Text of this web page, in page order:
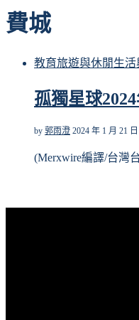
費城
教育旅遊與休閒生活
孤獨星球
by 郭雨澄 2024 年 1 月 21 日
(Merxwire編譯/台灣